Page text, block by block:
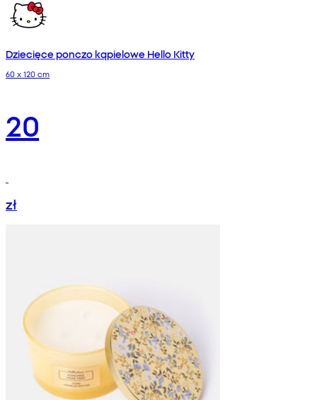
Dziecięce ponczo kąpielowe Hello Kitty
60 x 120 cm
20
zł